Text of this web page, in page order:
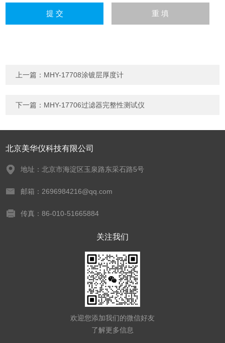
上一篇： MHY-17708涂镀层厚度计
下一篇： MHY-17706过滤器完整性测试仪
北京美华仪科技有限公司
地址：北京市海淀区玉泉路东采石路5号
邮箱：2696984216@qq.com
传真：86-010-51665884
关注我们
欢迎您添加我们的微信好友
了解更多信息